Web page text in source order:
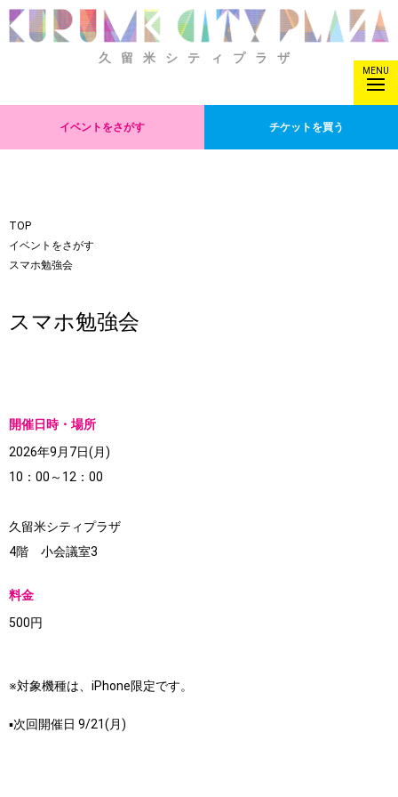
久留米シティプラザ
MENU
イベントをさがす チケットを買う
TOP
イベントをさがす
スマホ勉強会
スマホ勉強会
開催日時・場所
2026年9月7日(月)
10：00～12：00
久留米シティプラザ
4階 小会議室3
料金
500円
※対象機種は、iPhone限定です。
▪次回開催日 9/21(月)